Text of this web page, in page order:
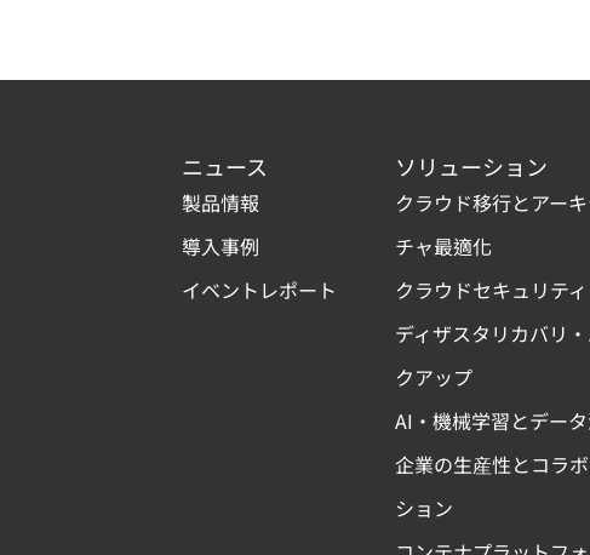
ニュース
製品情報
導入事例
イベントレポート
ソリューション
クラウド移行とアー
チャ最適化
クラウドセキュリティ
ディザスタリカバリ
クアップ
AI・機械学習とデー
企業の生産性とコラ
ション